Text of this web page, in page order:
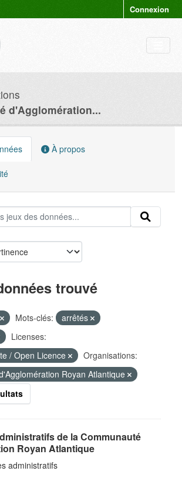
Connexion
d'Agglomération...
À propos
trouvé
Mots-clés:
arrêtés
Licenses:
/ Open Licence
Organisations:
Royan Atlantique
de la Communauté
Royan Atlantique
administratifs